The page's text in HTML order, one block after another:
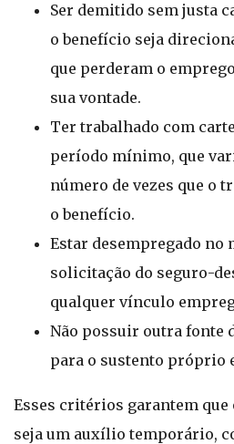
Ser demitido sem justa
o benefício seja
que perderam o
sua vontade.
Ter trabalhado com
período mínimo, que
número de vezes que o
o benefício.
Estar desempregado no
solicitação do seguro-
qualquer vínculo
Não possuir outra fonte
para o sustento próprio
Esses critérios garantem
seja um auxílio temporário,